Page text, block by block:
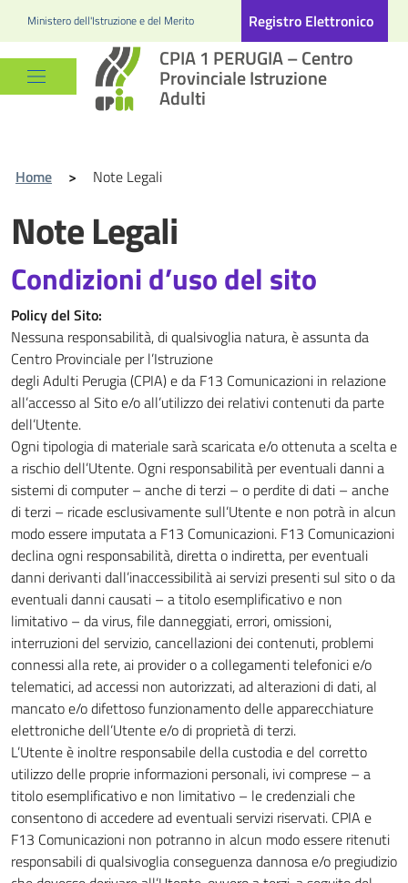
Ministero dell'Istruzione e del Merito Registro Elettronico
CPIA 1 PERUGIA – Centro
Provinciale Istruzione
Adulti
Home > Note Legali
Note Legali
Condizioni d’uso del sito
Policy del Sito:
Nessuna responsabilità, di qualsivoglia natura, è assunta da
Centro Provinciale per l’Istruzione
degli Adulti Perugia (CPIA) e da F13 Comunicazioni in relazione
all’accesso al Sito e/o all’utilizzo dei relativi contenuti da parte
dell’Utente.
Ogni tipologia di materiale sarà scaricata e/o ottenuta a scelta e
a rischio dell’Utente. Ogni responsabilità per eventuali danni a
sistemi di computer – anche di terzi – o perdite di dati – anche
di terzi – ricade esclusivamente sull’Utente e non potrà in alcun
modo essere imputata a F13 Comunicazioni. F13 Comunicazioni
declina ogni responsabilità, diretta o indiretta, per eventuali
danni derivanti dall’inaccessibilità ai servizi presenti sul sito o da
eventuali danni causati – a titolo esemplificativo e non
limitativo – da virus, file danneggiati, errori, omissioni,
interruzioni del servizio, cancellazioni dei contenuti, problemi
connessi alla rete, ai provider o a collegamenti telefonici e/o
telematici, ad accessi non autorizzati, ad alterazioni di dati, al
mancato e/o difettoso funzionamento delle apparecchiature
elettroniche dell’Utente e/o di proprietà di terzi.
L’Utente è inoltre responsabile della custodia e del corretto
utilizzo delle proprie informazioni personali, ivi comprese – a
titolo esemplificativo e non limitativo – le credenziali che
consentono di accedere ad eventuali servizi riservati. CPIA e
F13 Comunicazioni non potranno in alcun modo essere ritenuti
responsabili di qualsivoglia conseguenza dannosa e/o pregiudizio